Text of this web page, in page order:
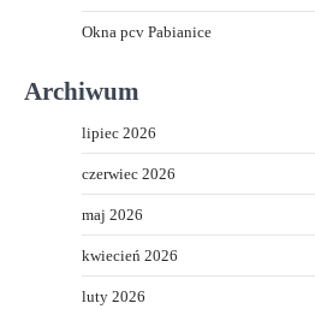
Okna pcv Pabianice
Archiwum
lipiec 2026
czerwiec 2026
maj 2026
kwiecień 2026
luty 2026